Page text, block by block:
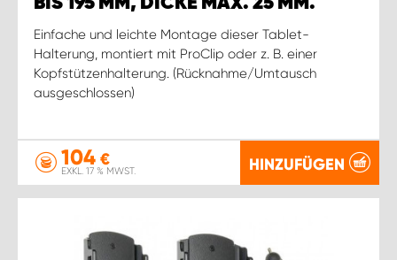
Einfache und leichte Montage dieser Tablet-
Halterung, montiert mit ProClip oder z. B. einer
Kopfstützenhalterung. (Rücknahme/Umtausch
ausgeschlossen)
104 €
EXKL. 17 % MWST. HINZUFÜGEN